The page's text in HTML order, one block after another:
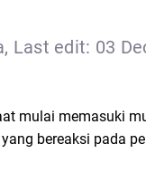
Last edit: 03
mulai memasuki
bereaksi pada